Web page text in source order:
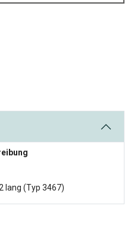
lang (Typ 3467)